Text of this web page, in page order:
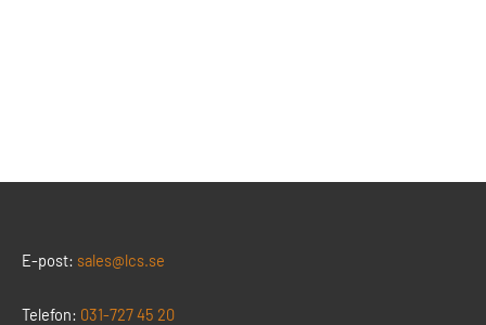
E-post: sales@lcs.se
Telefon: 031-727 45 20